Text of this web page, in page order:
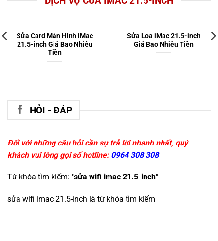
Sửa Card Màn Hình iMac
21.5-inch Giá Bao Nhiêu
Tiền
Sửa Loa iMac 21.5-inch
Giá Bao Nhiêu Tiền
HỎI - ĐÁP
Đối với những câu hỏi cần sự trả lời nhanh nhất, quý
khách vui lòng gọi số hotline: 0964 308 308
Từ khóa tìm kiếm: "sửa wifi imac 21.5-inch"
sửa wifi imac 21.5-inch là từ khóa tìm kiếm